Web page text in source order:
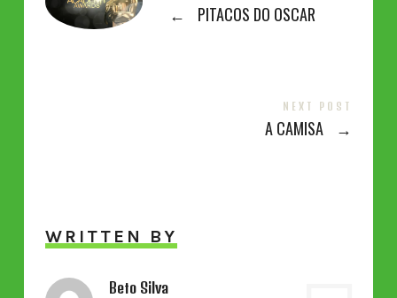
← PITACOS DO OSCAR
NEXT POST
A CAMISA →
WRITTEN BY
Beto Silva